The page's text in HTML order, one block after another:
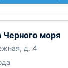
моря
д. 4